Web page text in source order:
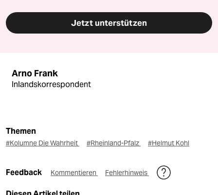
Jetzt unterstützen
Arno Frank
Inlandskorrespondent
Themen
#Kolumne Die Wahrheit #Rheinland-Pfalz #Helmut Kohl
Feedback Kommentieren Fehlerhinweis